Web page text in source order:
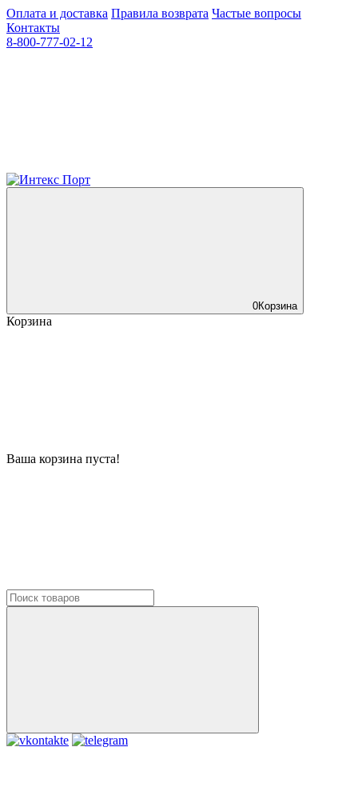
Оплата и доставка Правила возврата Частые вопросы
Контакты
8-800-777-02-12
0Корзина
Корзина
Ваша корзина пуста!